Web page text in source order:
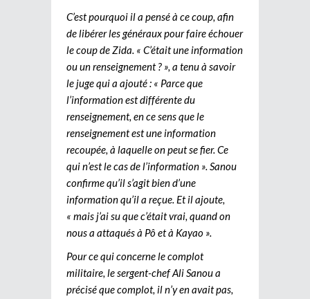
C’est pourquoi il a pensé à ce coup, afin
de libérer les généraux pour faire échouer
le coup de Zida. « C’était une information
ou un renseignement ? », a tenu à savoir
le juge qui a ajouté : « Parce que
l’information est différente du
renseignement, en ce sens que le
renseignement est une information
recoupée, à laquelle on peut se fier. Ce
qui n’est le cas de l’information ». Sanou
confirme qu’il s’agit bien d’une
information qu’il a reçue. Et il ajoute,
« mais j’ai su que c’était vrai, quand on
nous a attaqués à Pô et à Kayao ».
Pour ce qui concerne le complot
militaire, le sergent-chef Ali Sanou a
précisé que complot, il n’y en avait pas,